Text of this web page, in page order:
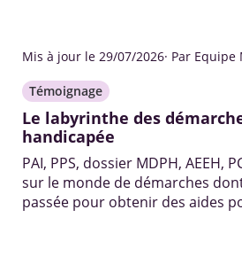
Mis à jour le 29/07/2026· Par
Témoignage
Le labyrinthe des
handicapée
PAI, PPS, dossier MDPH, AEEH,
sur le monde de démarches
passée pour obtenir des aides